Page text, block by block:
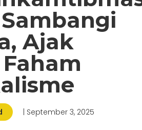
Ajak
| September 3, 2025